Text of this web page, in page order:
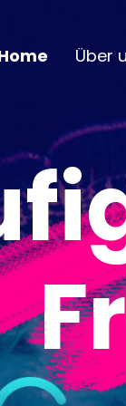
Über